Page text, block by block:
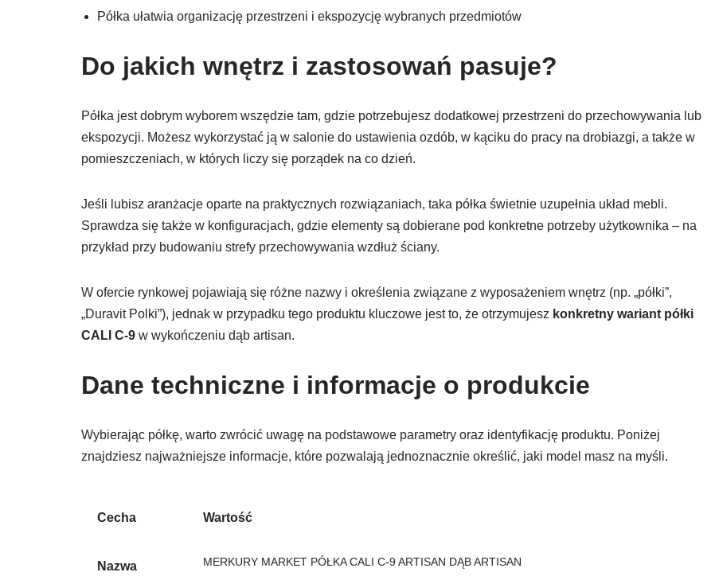
Półka ułatwia organizację przestrzeni i ekspozycję wybranych przedmiotów
Do jakich wnętrz i zastosowań pasuje?
Półka jest dobrym wyborem wszędzie tam, gdzie potrzebujesz dodatkowej przestrzeni do przechowywania lub
ekspozycji. Możesz wykorzystać ją w salonie do ustawienia ozdób, w kąciku do pracy na drobiazgi, a także w
pomieszczeniach, w których liczy się porządek na co dzień.
Jeśli lubisz aranżacje oparte na praktycznych rozwiązaniach, taka półka świetnie uzupełnia układ mebli.
Sprawdza się także w konfiguracjach, gdzie elementy są dobierane pod konkretne potrzeby użytkownika – na
przykład przy budowaniu strefy przechowywania wzdłuż ściany.
W ofercie rynkowej pojawiają się różne nazwy i określenia związane z wyposażeniem wnętrz (np. „półki”,
„Duravit Polki”), jednak w przypadku tego produktu kluczowe jest to, że otrzymujesz konkretny wariant półki
CALI C-9 w wykończeniu dąb artisan.
Dane techniczne i informacje o produkcie
Wybierając półkę, warto zwrócić uwagę na podstawowe parametry oraz identyfikację produktu. Poniżej
znajdziesz najważniejsze informacje, które pozwalają jednoznacznie określić, jaki model masz na myśli.
Cecha Wartość
Nazwa MERKURY MARKET PÓŁKA CALI C-9 ARTISAN DĄB ARTISAN